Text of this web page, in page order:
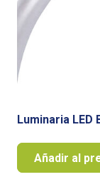
Luminaria LED
Añadir al